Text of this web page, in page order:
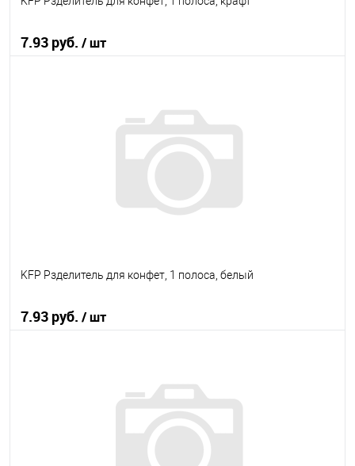
7.93 руб. / шт
В наличии
KFP Рзделитель для конфет, 1 полоса, белый
7.93 руб. / шт
В наличии